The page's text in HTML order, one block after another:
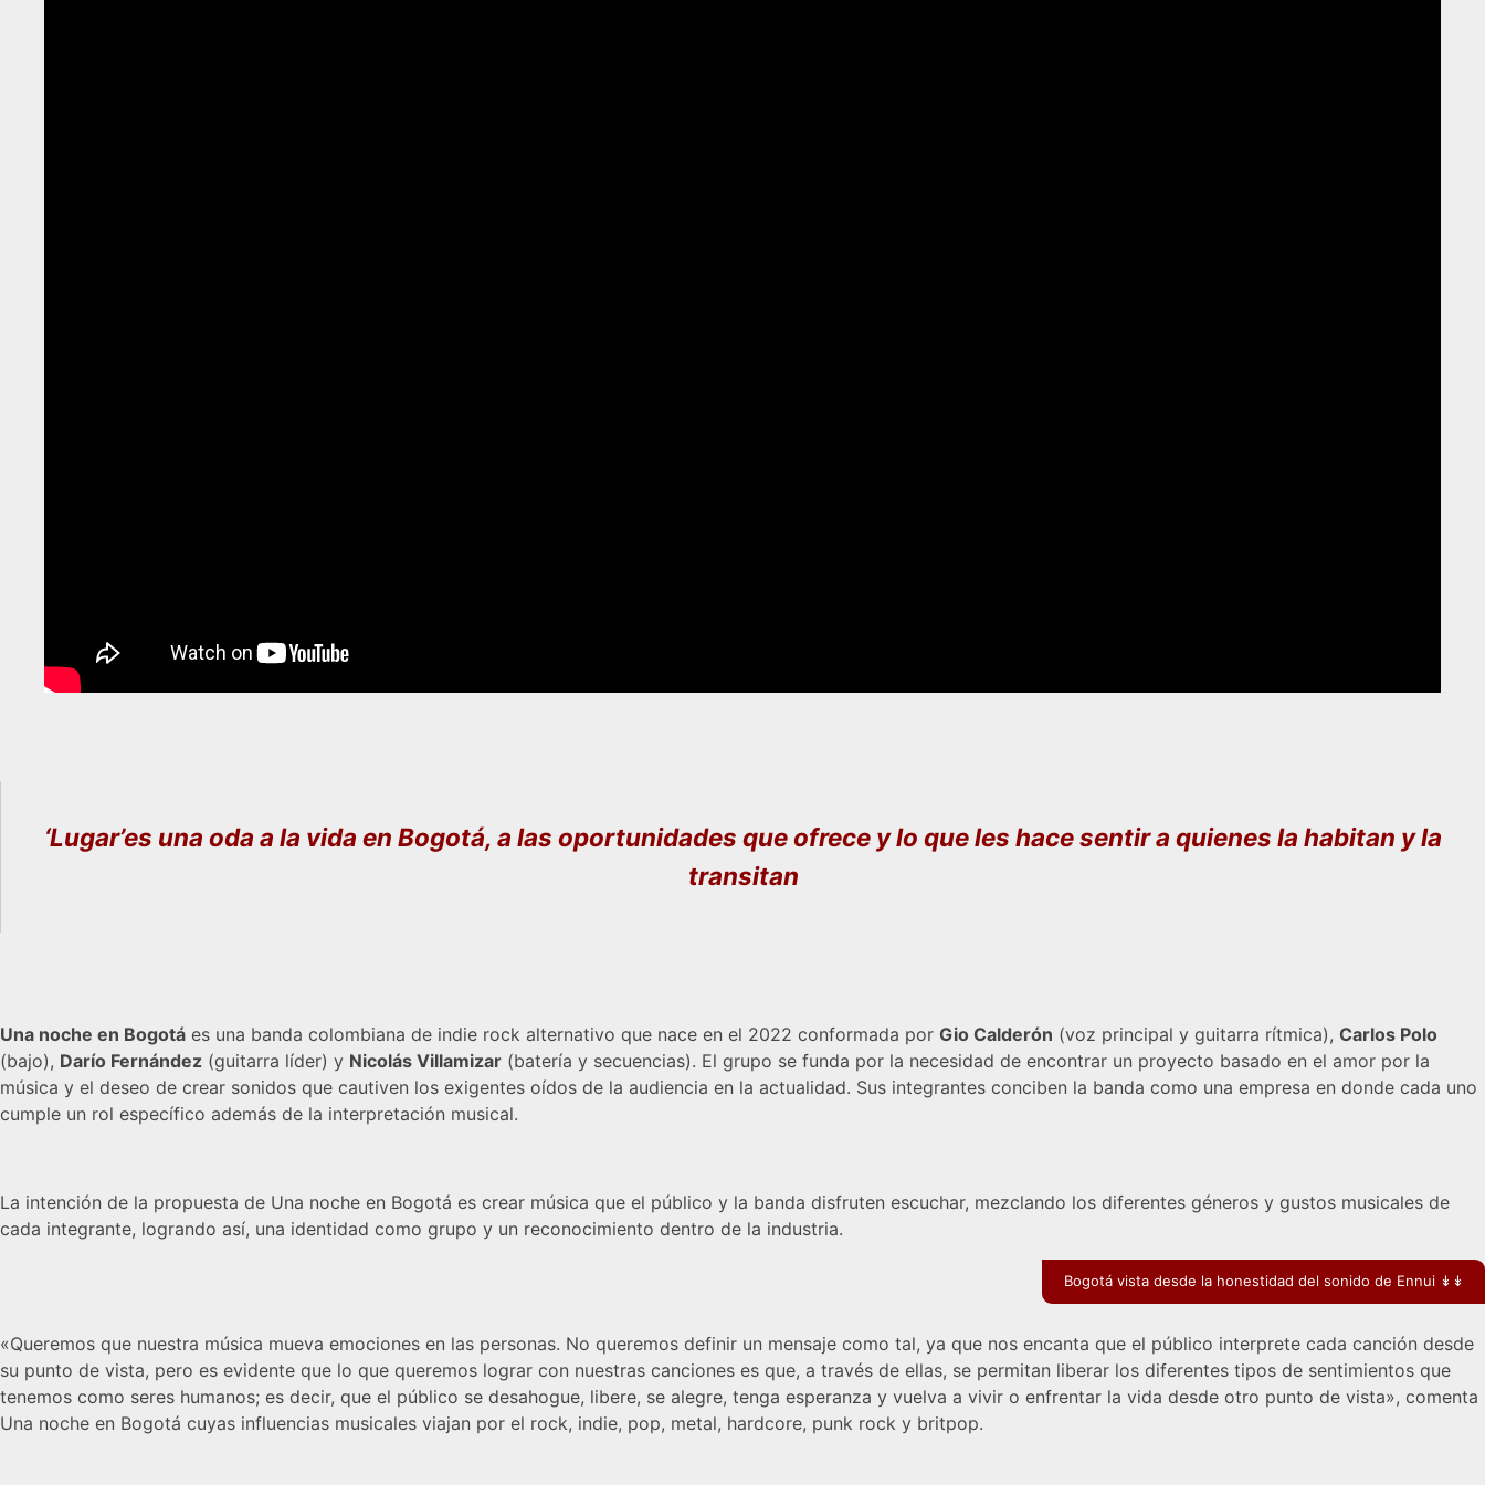
‘Lugar’es una oda a la vida en Bogotá, a las oportunidades que ofrece y lo que les hace sentir a quienes la habitan y la
transitan
Una noche en Bogotá es una banda colombiana de indie rock alternativo que nace en el 2022 conformada por Gio Calderón (voz principal y guitarra rítmica), Carlos Polo
(bajo), Darío Fernández (guitarra líder) y Nicolás Villamizar (batería y secuencias). El grupo se funda por la necesidad de encontrar un proyecto basado en el amor por la
música y el deseo de crear sonidos que cautiven los exigentes oídos de la audiencia en la actualidad. Sus integrantes conciben la banda como una empresa en donde cada uno
cumple un rol específico además de la interpretación musical.
La intención de la propuesta de Una noche en Bogotá es crear música que el público y la banda disfruten escuchar, mezclando los diferentes géneros y gustos musicales de
cada integrante, logrando así, una identidad como grupo y un reconocimiento dentro de la industria.
Bogotá vista desde la honestidad del sonido de Ennui ↡↡
«Queremos que nuestra música mueva emociones en las personas. No queremos definir un mensaje como tal, ya que nos encanta que el público interprete cada canción desde
su punto de vista, pero es evidente que lo que queremos lograr con nuestras canciones es que, a través de ellas, se permitan liberar los diferentes tipos de sentimientos que
tenemos como seres humanos; es decir, que el público se desahogue, libere, se alegre, tenga esperanza y vuelva a vivir o enfrentar la vida desde otro punto de vista», comenta
Una noche en Bogotá cuyas influencias musicales viajan por el rock, indie, pop, metal, hardcore, punk rock y britpop.